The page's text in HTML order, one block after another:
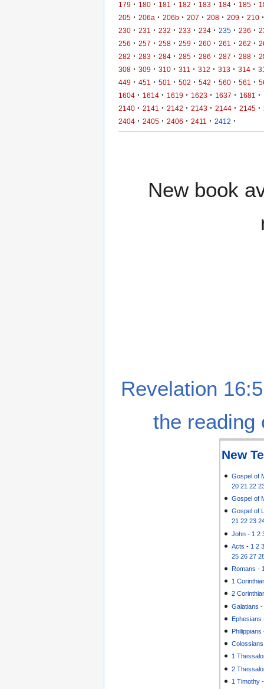
179 · 180 · 181 · 182 · 183 · 184 · 185 ·
205 · 206a · 206b · 207 · 208 · 209 · 210 ·
230 · 231 · 232 · 233 · 234 · 235 · 236 ·
256 · 257 · 258 · 259 · 260 · 261 · 262 ·
282 · 283 · 284 · 285 · 286 · 287 · 288 ·
308 · 309 · 310 · 311 · 312 · 313 · 314 ·
449 · 451 · 501 · 502 · 542 · 560 · 561 ·
1604 · 1614 · 1619 · 1623 · 1637 · 1681 ·
2140 · 2141 · 2142 · 2143 · 2144 · 2145 ·
2404 · 2405 · 2406 · 2411 · 2412 ·
New book
Revelation
the reading
New
Gospel of
20 21 22
Gospel of
Gospel of
21 22 23
John - 1 2
Acts - 1 2
25 26 27
Romans -
1
2
Galatians
Ephesians
Philippians
Colossians
1
2
1 Timothy